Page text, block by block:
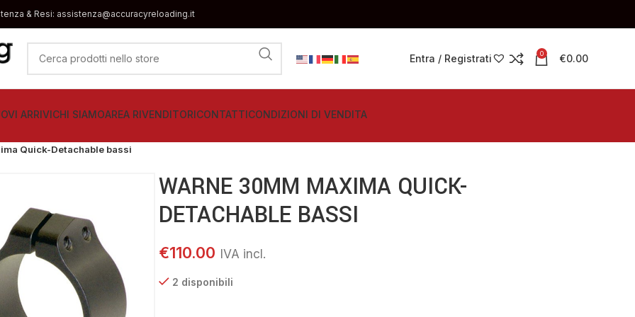
& Resi: assistenza@accuracyreloading.it
Entra / Registrati 0 €0.00
ARRIVICHI SIAMOAREA RIVENDITORICONTATTICONDIZIONI DI VENDITA
Quick-Detachable bassi
WARNE 30MM MAXIMA QUICK-
DETACHABLE BASSI
€110.00
2 disponibili